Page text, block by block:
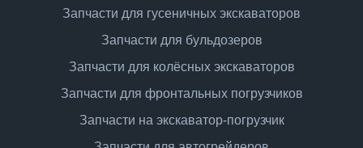
Запчасти для гусеничных экскаваторов
Запчасти для бульдозеров
Запчасти для колёсных экскаваторов
Запчасти для фронтальных погрузчиков
Запчасти на экскаватор-погрузчик